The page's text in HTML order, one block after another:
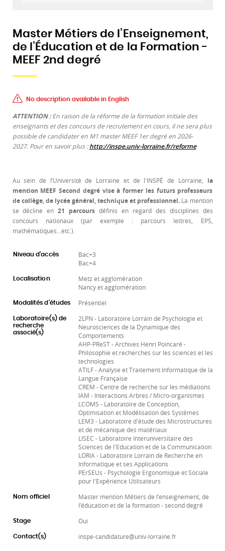
Master Métiers de l’Enseignement,
de l’Éducation et de la Formation -
MEEF 2nd degré
No description available in English
ATTENTION :En raison de la réforme de la formation initiale des
enseignants et des concours de recrutement en cours, il ne sera plus
possible de candidater en M1 master MEEF 1er degré en 2026-
2027. Pour en savoir plus :http://inspe.univ-lorraine.fr/reforme
Au sein de l’Université de Lorraine et de l'INSPÉ de Lorraine, la
mention MEEF Second degré vise à former les futurs professeurs
de collège, de lycée général, technique et professionnel. La mention
se décline en21 parcours définis en regard des disciplines des
concours nationaux (par exemple : parcours lettres, EPS,
mathématiques…etc.).
Niveau d'accès
Bac+3
Bac+4
Localisation
Metz et agglomération
Nancy et agglomération
Modalités d'études Présentiel
Laboratoire(s) de
recherche
associé(s)
2LPN - Laboratoire Lorrain de Psychologie et
Neurosciences de la Dynamique des
Comportements
AHP-PReST - Archives Henri Poincaré -
Philosophie et recherches sur les sciences et les
technologies
ATILF - Analyse et Traitement Informatique de la
Langue Française
CREM - Centre de recherche sur les médiations
IAM - Interactions Arbres / Micro-organismes
LCOMS - Laboratoire de Conception,
Optimisation et Modélisation des Systèmes
LEM3 - Laboratoire d'étude des Microstructures
et de mécanique des matériaux
LISEC - Laboratoire Interuniversitaire des
Sciences de l'Education et de la Communication
LORIA - Laboratoire Lorrain de Recherche en
Informatique et ses Applications
PErSEUs - Psychologie Ergonomique et Sociale
pour l'Expérience Utilisateurs
Nom officiel
Master mention Métiers de l’enseignement, de
l’éducation et de la formation - second degré
Stage Oui
Contact(s) inspe-candidature@univ-lorraine.fr